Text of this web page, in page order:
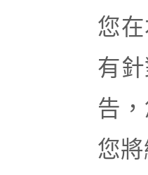
您
有
告
您